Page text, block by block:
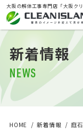
大阪の解体工事専門店「大阪クリ
新着情報
NEWS
HOME 新着情報 庭石